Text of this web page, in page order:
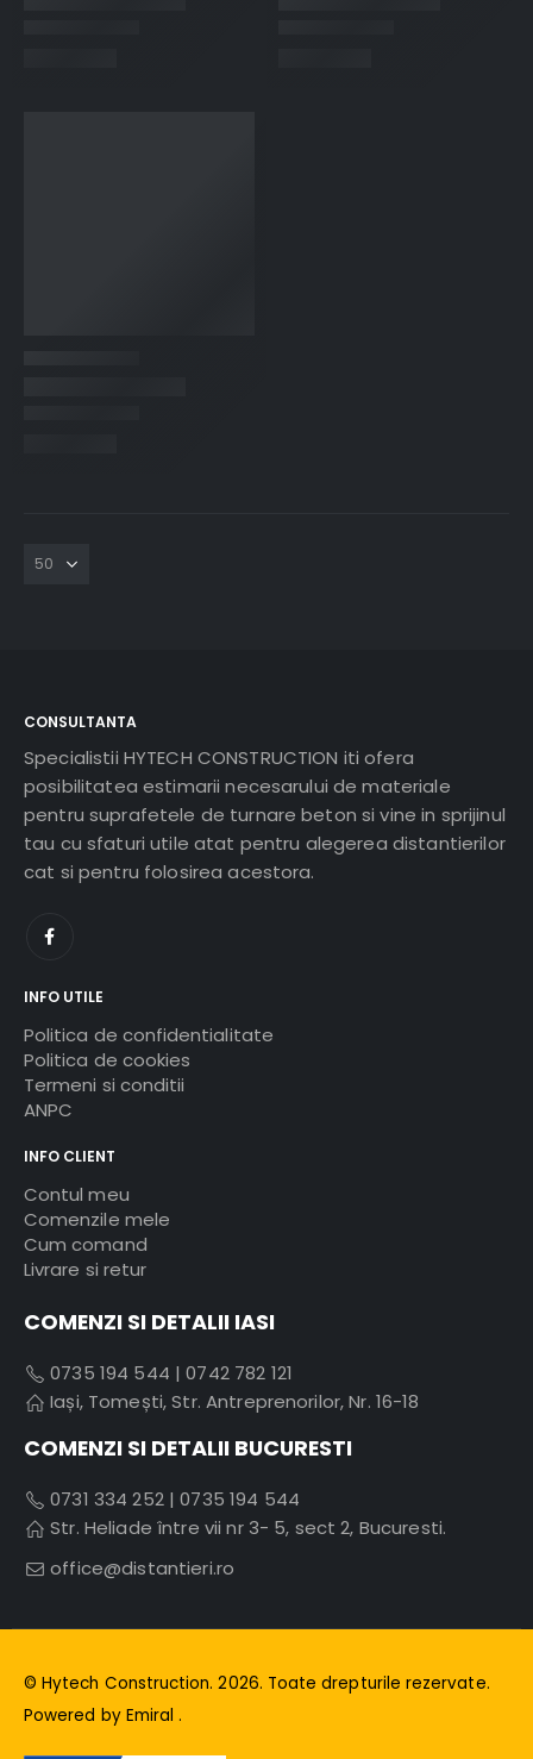
CONSULTANTA
Specialistii HYTECH CONSTRUCTION iti ofera
posibilitatea estimarii necesarului de materiale
pentru suprafetele de turnare beton si vine in sprijinul
tau cu sfaturi utile atat pentru alegerea distantierilor
cat si pentru folosirea acestora.
INFO UTILE
Politica de confidentialitate
Politica de cookies
Termeni si conditii
ANPC
INFO CLIENT
Contul meu
Comenzile mele
Cum comand
Livrare si retur
COMENZI SI DETALII IASI
0735 194 544 |0742 782 121
Iași, Tomești, Str. Antreprenorilor, Nr. 16-18
COMENZI SI DETALII BUCURESTI
0731 334 252|0735 194 544
Str. Heliade între vii nr 3- 5, sect 2, Bucuresti.
office@distantieri.ro
© Hytech Construction. 2026. Toate drepturile rezervate.
Powered by Emiral.